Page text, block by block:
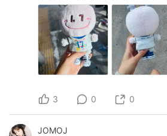
3 0 0
JOMOJ